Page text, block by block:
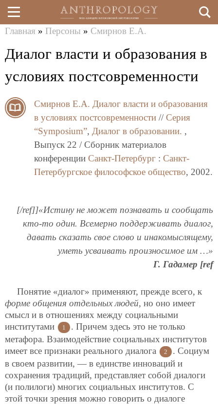
Перейти
к
здесь
Главная » Персоны » Смирнов Е.А.
Диалог власти и образования в
условиях постсовременности
Смирнов Е.А. Диалог власти и образования
в условиях постсовременности // Серия
“Symposium”, Диалог в образовании. ,
Выпуск 22 / Сборник материалов
конференции Санкт-Петербург : Санкт-
Петербургское философское общество, 2002.
[/ref]]«Истину не может познавать и сообщать
кто-то один. Всемерно поддерживать диалог,
давать сказать свое слово и инакомыслящему,
уметь усваивать произносимое им …»
Г. Гадамер [ref
Понятие «диалог» применяют, прежде всего, к
форме общения отдельных людей, но оно имеет
смысл и в отношениях между социальными
институтами
1
. Причем здесь это не только
метафора. Взаимодействие социальных институтов
имеет все признаки реального диалога
2
. Социум
в своем развитии, — в единстве инноваций и
сохранения традиций, представляет собой диалоги
(и полилоги) многих социальных институтов. С
этой точки зрения можно говорить о диалоге